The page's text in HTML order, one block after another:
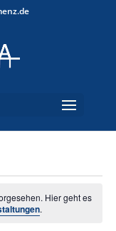
Hier geht es
.